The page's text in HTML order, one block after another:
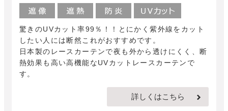
驚きのUVカット率99％！！とにかく紫外線をカット
したい人には断然これがおすすめです。
日本製のレースカーテンで夜も外から透けにくく、断
熱効果も高い高機能なUVカットレースカーテンで
す。
詳しくはこちら